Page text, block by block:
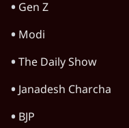
Gen Z
Modi
The Daily Show
Janadesh Charcha
BJP